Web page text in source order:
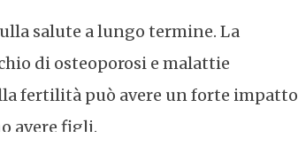
salute a lungo termine. La
di osteoporosi e malattie
fertilità può avere un forte impatto
avere figli.